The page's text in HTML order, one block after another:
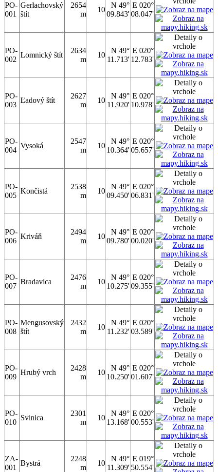
PO-
001
Gerlachovský
štít
2654
m
10
N 49°
09.843'
E 020°
08.047'
PO-
002
Lomnický štít
2634
m
10
N 49°
11.713'
E 020°
12.783'
PO-
003
Ľadový štít
2627
m
10
N 49°
11.920'
E 020°
10.978'
PO-
004
Vysoká
2547
m
10
N 49°
10.364'
E 020°
05.657'
PO-
005
Končistá
2538
m
10
N 49°
09.450'
E 020°
06.831'
PO-
006
Kriváň
2494
m
10
N 49°
09.780'
E 020°
00.020'
PO-
007
Bradavica
2476
m
10
N 49°
10.275'
E 020°
09.355'
PO-
008
Mengusovský
štít
2432
m
10
N 49°
11.232'
E 020°
03.589'
PO-
009
Hrubý vrch
2428
m
10
N 49°
10.250'
E 020°
01.607'
PO-
010
Svinica
2301
m
10
N 49°
13.168'
E 020°
00.553'
ZA-
001
Bystrá
2248
m
10
N 49°
11.309'
E 019°
50.554'